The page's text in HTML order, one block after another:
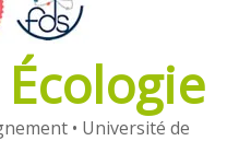
• Université de